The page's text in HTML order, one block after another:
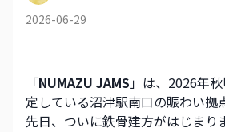
2026-06-29
「NUMAZU JAMS」は、2026年
定している沼津駅南口の賑わい拠
先日、ついに鉄骨建方がはじまり